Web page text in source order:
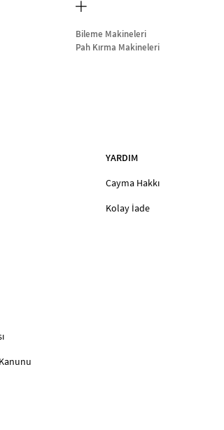
Bileme Makineleri
Pah Kırma Makineleri
YARDIM
Cayma Hakkı
Kolay İade